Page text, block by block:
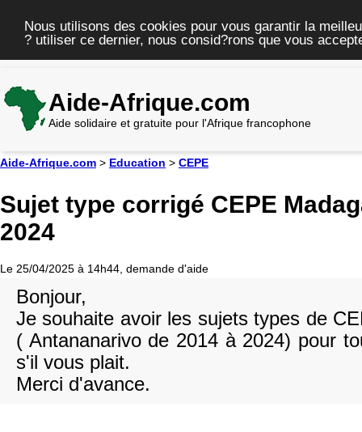
Nous utilisons des cookies pour vous garantir la
? utiliser ce dernier, nous consid?rons que vous
Aide-Afrique.com
Aide solidaire et gratuite pour l'Afrique francophone
Aide-Afrique.com > Education > CEPE
Sujet type corrigé CEPE
2024
Le 25/04/2025 à 14h44, demande d'aide
Bonjour,
Je souhaite avoir les sujets types de
( Antananarivo de 2014 à 2024) pour
s'il vous plait.
Merci d'avance.